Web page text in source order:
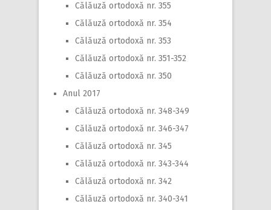
Călăuză ortodoxă nr. 355
Călăuză ortodoxă nr. 354
Călăuză ortodoxă nr. 353
Călăuză ortodoxă nr. 351-352
Călăuză ortodoxă nr. 350
Anul 2017
Călăuză ortodoxă nr. 348-349
Călăuză ortodoxă nr. 346-347
Călăuză ortodoxă nr. 345
Călăuză ortodoxă nr. 343-344
Călăuză ortodoxă nr. 342
Călăuză ortodoxă nr. 340-341